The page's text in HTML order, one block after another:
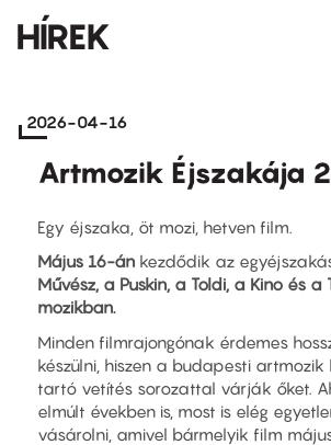
HÍREK
2026-04-16
Artmozik Éjszakája
Egy éjszaka, öt mozi, hetven film.
Május 16-án kezdődik az
Művész, a Puskin, a Toldi, a Kino és a
mozikban.
Minden filmrajongónak érdemes
készülni, hiszen a budapesti artmozik
tartó vetítés sorozattal várják őket.
elmúlt években is, most is elég
vásárolni, amivel bármelyik film